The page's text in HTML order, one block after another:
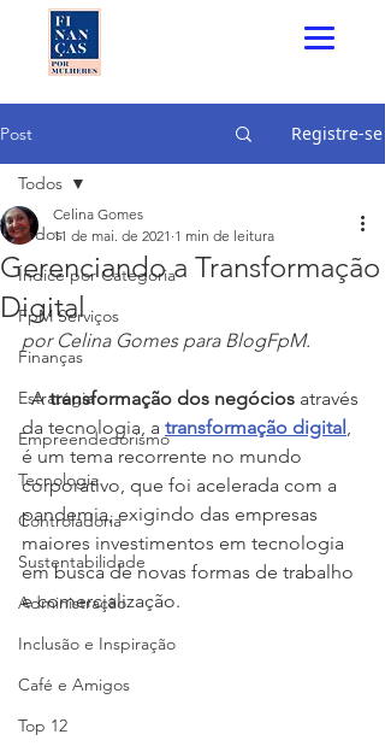
Post Registre-se
Todos
Índice por Categoria
FpM Serviços
Finanças
Estratégia
Empreendedorismo
Tecnologia
Controladoria
Sustentabilidade
Administração
Inclusão e Inspiração
Café e Amigos
Top 12
Todos
Gerenciando a Transformação
Digital
Celina Gomes
11 de mai. de 2021 1 min de leitura
por Celina Gomes para BlogFpM.
  A
transformação dos negócios através
da tecnologia, a transformação digital,
é um tema recorrente no mundo
corporativo, que foi acelerada com a
pandemia, exigindo das empresas
maiores investimentos em tecnologia
em busca de novas formas de trabalho
e comercialização.